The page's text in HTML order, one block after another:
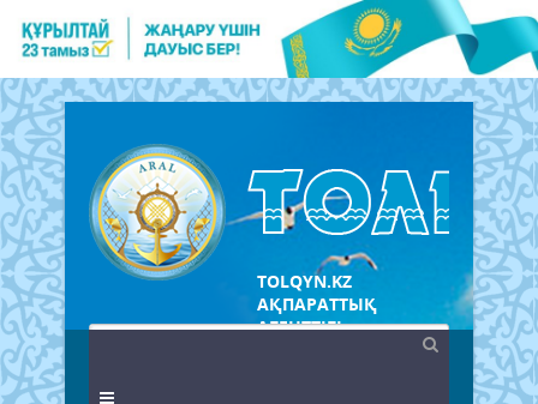
TOLQYN.KZ
АҚПАРАТТЫҚ
АГЕНТТІГІ